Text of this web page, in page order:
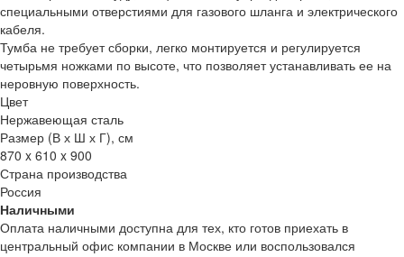
специальными отверстиями для газового шланга и электрического
кабеля.
Тумба не требует сборки, легко монтируется и регулируется
четырьмя ножками по высоте, что позволяет устанавливать ее на
неровную поверхность.
Цвет
Нержавеющая сталь
Размер (В х Ш х Г), см
870 x 610 x 900
Страна производства
Россия
Наличными
Оплата наличными доступна для тех, кто готов приехать в
центральный офис компании в Москве или воспользовался